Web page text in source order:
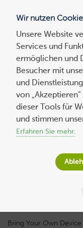
Suchen
nach:
Bring Your
Systeme als
am4.
Minuten
Bring Your Own
Wir nutzen
Unsere Website
Services und
ermöglichen und
Besucher mit
und
von
dieser Tools für
und stimmen
Erfahren Sie mehr.